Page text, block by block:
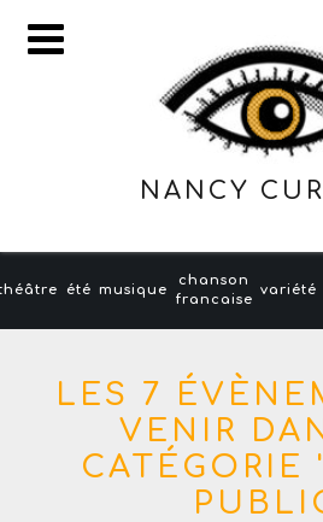
NANCY
été musique
chanson
francaise
variété
LES 7
VENIR
CATÉGORIE